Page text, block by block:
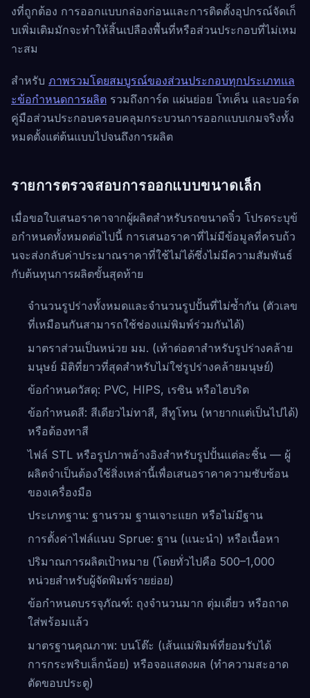
งที่ถูกต้อง การออกแบบกล่องก่อนและการติดตั้งอุปกรณ์จัดเก็
บเพิ่มเติมมักจะทำให้สิ้นเปลืองพื้นที่หรือส่วนประกอบที่ไม่เหม
าะสม
สำหรับ ภาพรวมโดยสมบูรณ์ของส่วนประกอบทุกประเภทแล
ะข้อกำหนดการผลิต รวมถึงการ์ด แผ่นย่อย โทเค็น และบอร์ด
คู่มือส่วนประกอบครอบคลุมกระบวนการออกแบบเกมจริงทั้ง
หมดตั้งแต่ต้นแบบไปจนถึงการผลิต
รายการตรวจสอบการออกแบบขนาดเล็ก
เมื่อขอใบเสนอราคาจากผู้ผลิตสำหรับรถขนาดจิ๋ว โปรดระบุข้
อกำหนดทั้งหมดต่อไปนี้ การเสนอราคาที่ไม่มีข้อมูลที่ครบถ้ว
นจะส่งกลับค่าประมาณราคาที่ใช้ไม่ได้ซึ่งไม่มีความสัมพันธ์
กับต้นทุนการผลิตขั้นสุดท้าย
จำนวนรูปร่างทั้งหมดและจำนวนรูปปั้นที่ไม่ซ้ำกัน (ตัวเลข
ที่เหมือนกันสามารถใช้ช่องแม่พิมพ์ร่วมกันได้)
มาตราส่วนเป็นหน่วย มม. (เท้าต่อตาสำหรับรูปร่างคล้าย
มนุษย์ มิติที่ยาวที่สุดสำหรับไม่ใช่รูปร่างคล้ายมนุษย์)
ข้อกำหนดวัสดุ: PVC, HIPS, เรซิน หรือไฮบริด
ข้อกำหนดสี: สีเดียวไม่ทาสี, สีทูโทน (หายากแต่เป็นไปได้)
หรือต้องทาสี
ไฟล์ STL หรือรูปภาพอ้างอิงสำหรับรูปปั้นแต่ละชิ้น — ผู้
ผลิตจำเป็นต้องใช้สิ่งเหล่านี้เพื่อเสนอราคาความซับซ้อน
ของเครื่องมือ
ประเภทฐาน: ฐานรวม ฐานเจาะแยก หรือไม่มีฐาน
การตั้งค่าไฟล์แนบ Sprue: ฐาน (แนะนำ) หรือเนื้อหา
ปริมาณการผลิตเป้าหมาย (โดยทั่วไปคือ 500–1,000
หน่วยสำหรับผู้จัดพิมพ์รายย่อย)
ข้อกำหนดบรรจุภัณฑ์: ถุงจำนวนมาก ตุ่มเดี่ยว หรือถาด
ใส่พร้อมแล้ว
มาตรฐานคุณภาพ: บนโต๊ะ (เส้นแม่พิมพ์ที่ยอมรับได้
การกระพริบเล็กน้อย) หรือจอแสดงผล (ทำความสะอาด
ตัดขอบประตู)